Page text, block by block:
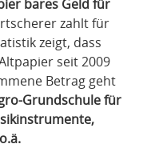
bares Geld für
zahlt für
zeigt, dass
seit 2009
Betrag geht
Grundschule für